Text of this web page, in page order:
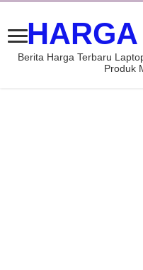
Berita Harga Terbaru
Produk